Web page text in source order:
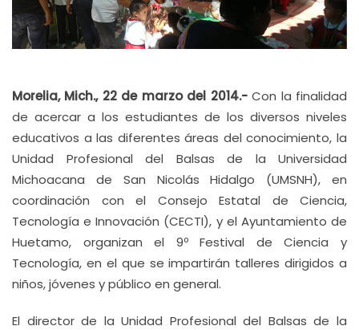
Morelia, Mich., 22 de marzo del 2014.-Con la finalidad
de acercar a los estudiantes de los diversos niveles
educativos a las diferentes áreas del conocimiento, la
Unidad Profesional del Balsas de la Universidad
Michoacana de San Nicolás Hidalgo (UMSNH), en
coordinación con el Consejo Estatal de Ciencia,
Tecnología e Innovación (CECTI), y el Ayuntamiento de
Huetamo, organizan el 9º Festival de Ciencia y
Tecnología, en el que se impartirán talleres dirigidos a
niños, jóvenes y público en general.
El director de la Unidad Profesional del Balsas de la